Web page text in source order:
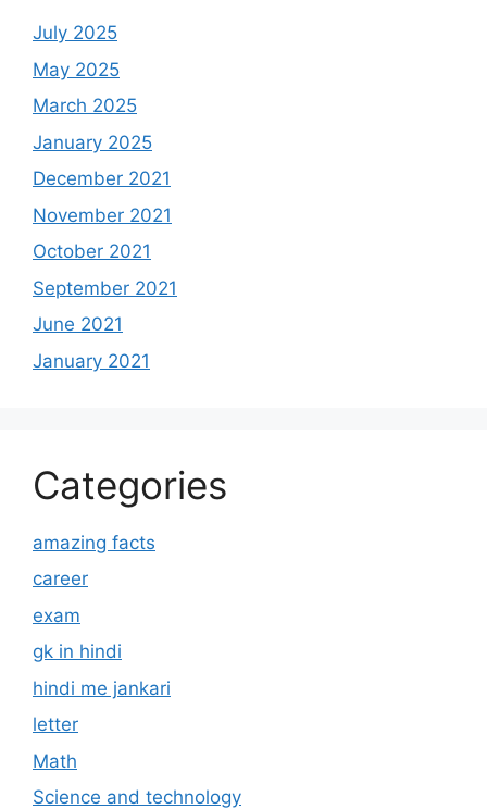
July 2025
May 2025
March 2025
January 2025
December 2021
November 2021
October 2021
September 2021
June 2021
January 2021
Categories
amazing facts
career
exam
gk in hindi
hindi me jankari
letter
Math
Science and technology